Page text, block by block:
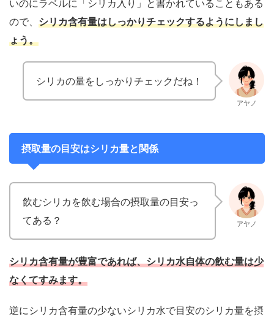
いのにラベルに「シリカ入り」と書かれていることもある
ので、 シリカ含有量はしっかりチェックするようにしまし
ょう。
シリカの量をしっかりチェックだね！
アヤノ
摂取量の目安はシリカ量と関係
飲むシリカを飲む場合の摂取量の目安っ
てある？
アヤノ
シリカ含有量が豊富であれば、シリカ水自体の飲む量は少
なくてすみます。
逆にシリカ含有量の少ないシリカ水で目安のシリカ量を摂